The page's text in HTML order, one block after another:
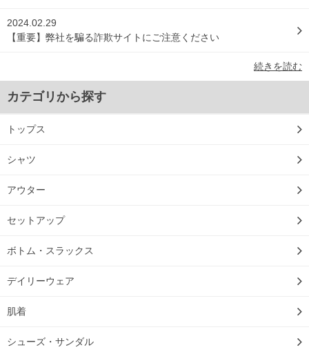
2024.02.29
【重要】弊社を騙る詐欺サイトにご注意ください
続きを読む
カテゴリから探す
トップス
シャツ
アウター
セットアップ
ボトム・スラックス
デイリーウェア
肌着
シューズ・サンダル